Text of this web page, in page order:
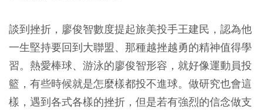
談到挫折，廖俊智數度提起旅美投手王建民，認為他
一生堅持要回到大聯盟、那種越挫越勇的精神值得學
習。熱愛棒球、游泳的廖俊智形容，就好像運動員投
籃，有些時候就是怎麼樣都投不進球。做研究也會這
樣，遇到各式各樣的挫折，但是若有強烈的信念做支